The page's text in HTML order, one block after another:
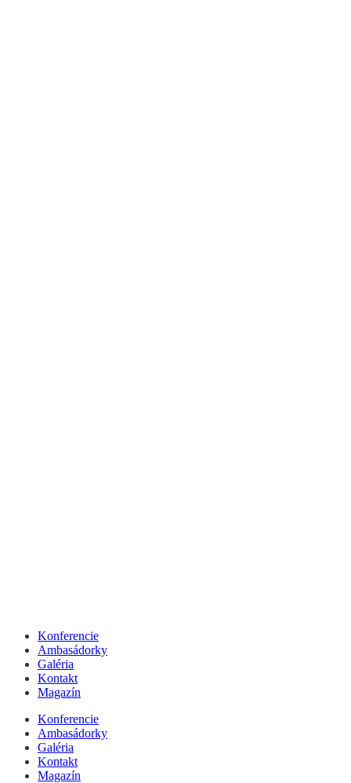
Konferencie
Ambasádorky
Galéria
Kontakt
Magazín
Konferencie
Ambasádorky
Galéria
Kontakt
Magazín